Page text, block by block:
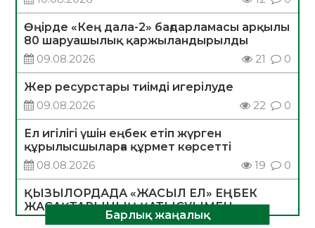
Өңірде «Кең дала-2» бағдарламасы арқылы
80 шаруашылық қаржыландырылды
09.08.2026
21 0
Жер ресурстары тиімді игерілуде
09.08.2026
22 0
Ел игілігі үшін еңбек етіп жүрген
құрылысшыларға құрмет көрсетті
08.08.2026
19 0
ҚЫЗЫЛОРДАДА «ЖАСЫЛ ЕЛ» ЕҢБЕК
ЖАСАҚТАРЫНЫҢ ҚАТЫСУЫМЕН
ЭКОЛОГИЯЛЫҚ СЕНБІЛІК ӨТТІ
Барлық жаңалық